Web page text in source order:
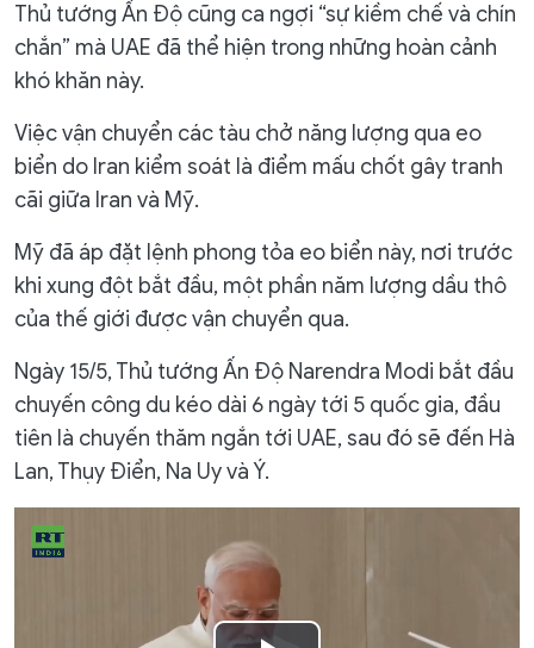
Thủ tướng Ấn Độ cũng ca ngợi “sự kiềm chế và chín
chắn” mà UAE đã thể hiện trong những hoàn cảnh
khó khăn này.
Việc vận chuyển các tàu chở năng lượng qua eo
biển do Iran kiểm soát là điểm mấu chốt gây tranh
cãi giữa Iran và Mỹ.
Mỹ đã áp đặt lệnh phong tỏa eo biển này, nơi trước
khi xung đột bắt đầu, một phần năm lượng dầu thô
của thế giới được vận chuyển qua.
Ngày 15/5, Thủ tướng Ấn Độ Narendra Modi bắt đầu
chuyến công du kéo dài 6 ngày tới 5 quốc gia, đầu
tiên là chuyến thăm ngắn tới UAE, sau đó sẽ đến Hà
Lan, Thụy Điển, Na Uy và Ý.